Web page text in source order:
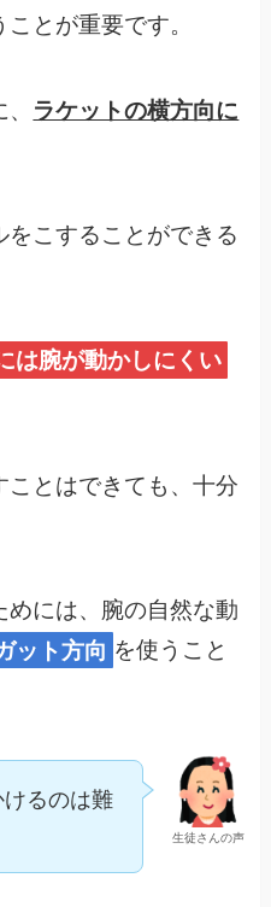
ことが重要です。
ラケットの横方向に
こすることができる
は腕が動かしにくい
ことはできても、十分
めには、腕の自然な動
ット方向 を使うこと
生徒さんの声
るのは難